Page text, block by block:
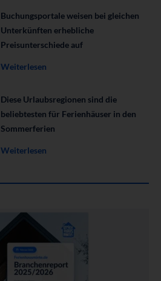
Buchungsportale weisen bei gleichen
Unterkünften erhebliche
Preisunterschiede auf
Weiterlesen
Diese Urlaubsregionen sind die
beliebtesten für Ferienhäuser in den
Sommerferien
Weiterlesen